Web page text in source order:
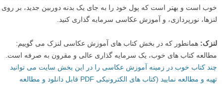
خوب است و بهتر است که پول خود را به جای یک بدنه دوربین جدید، بر روی
لنزها، نورپردازی، و آموزش عکاسی سرمایه گذاری کنید.
لنزک: همانطور که در بخش کتاب های آموزش عکاسی لنزک می گوییم:
مطالعه کتاب های خوب، یک سرمایه گذاری عالی و مقرون به صرفه است.
چند کتاب خوب در زمینه آموزش عکاسی را در این بخش سایت می توانید
تهیه و مطالعه نمایید (کتاب های الکترونیکی PDF قابل دانلود و مطالعه